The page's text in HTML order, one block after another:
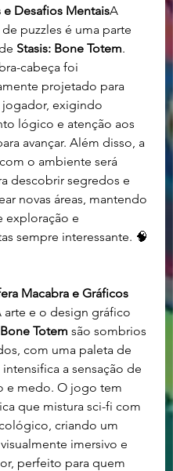
e Desafios MentaisA
puzzles é uma parte
Stasis: Bone Totem.
cabeça foi
projetado para
jogador, exigindo
lógico e atenção aos
avançar. Além disso, a
o ambiente será
descobrir segredos e
novas áreas, mantendo
exploração e
sempre interessante. 🧠
Macabra e Gráficos
arte e o design gráfico
Totem são sombrios
com uma paleta de
a sensação de
e medo. O jogo tem
que mistura sci-fi com
criando um
imersivo e
perfeito para quem